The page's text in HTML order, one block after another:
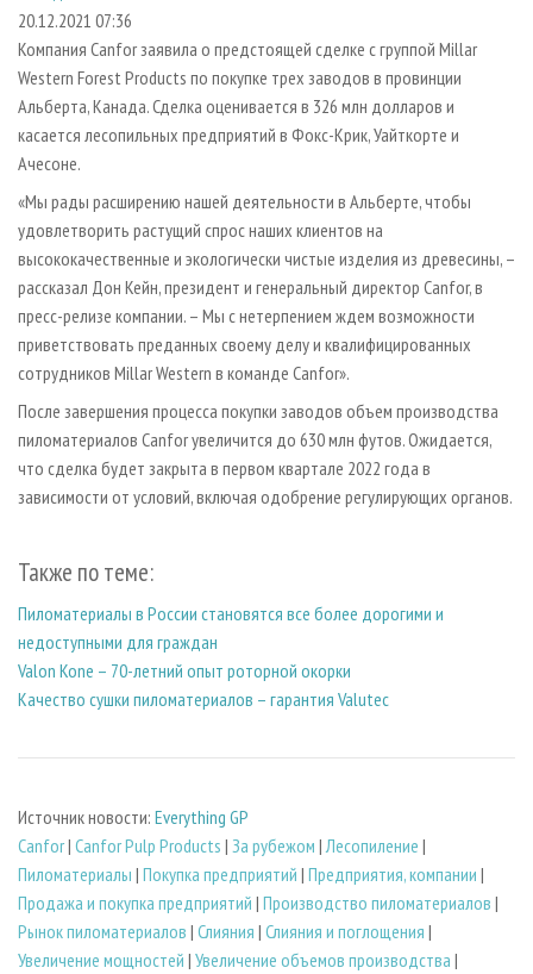
СУШКА ДРЕВЕСИНЫ
ПРОИЗВОДСТВО ДРЕВЕСНЫХ ПЛИТ
ДЕРЕВЯННОЕ ДОМОСТРОЕНИЕ
ПРОИЗВОДСТВО МЕБЕЛИ
БИОЭНЕРГЕТИКА
ЦБП
ИНСТРУМЕНТ И МАТЕРИАЛЫ
ПЕРСОНЫ
МОБИЛЬНЫЕ ВЫСТАВКИ
ОФИЦИАЛЬНЫЕ ДЕЛЕГАЦИИ
ПРИОРИТЕТНЫЕ ИНВЕСТПРОЕКТЫ
RUSSIAN FORESTRY REVIEW
ГАЗЕТА ЛЕСПРОМФОРУМ
БИБЛИОТЕКА СПЕЦИАЛИСТА
КОНТАКТЫ
РЕКЛАМА
РЕКЛАМА НА САЙТЕ
20.12.2021 07:36
Компания Canfor заявила о предстоящей сделке с группой Millar
Western Forest Products по покупке трех заводов в провинции
Альберта, Канада. Сделка оценивается в 326 млн долларов и
касается лесопильных предприятий в Фокс-Крик, Уайткорте и
Ачесоне.
«Мы рады расширению нашей деятельности в Альберте, чтобы
удовлетворить растущий спрос наших клиентов на
высококачественные и экологически чистые изделия из древесины, –
рассказал Дон Кейн, президент и генеральный директор Canfor, в
пресс-релизе компании. – Мы с нетерпением ждем возможности
приветствовать преданных своему делу и квалифицированных
сотрудников Millar Western в команде Canfor».
После завершения процесса покупки заводов объем производства
пиломатериалов Canfor увеличится до 630 млн футов. Ожидается,
что сделка будет закрыта в первом квартале 2022 года в
зависимости от условий, включая одобрение регулирующих органов.
Также по теме:
Пиломатериалы в России становятся все более дорогими и
недоступными для граждан
Valon Kone – 70-летний опыт роторной окорки
Качество сушки пиломатериалов – гарантия Valutec
Источник новости: Everything GP
Canfor| Canfor Pulp Products | За рубежом | Лесопиление |
Пиломатериалы | Покупка предприятий | Предприятия, компании |
Продажа и покупка предприятий | Производство пиломатериалов |
Рынок пиломатериалов | Слияния | Слияния и поглощения |
Увеличение мощностей | Увеличение объемов производства |